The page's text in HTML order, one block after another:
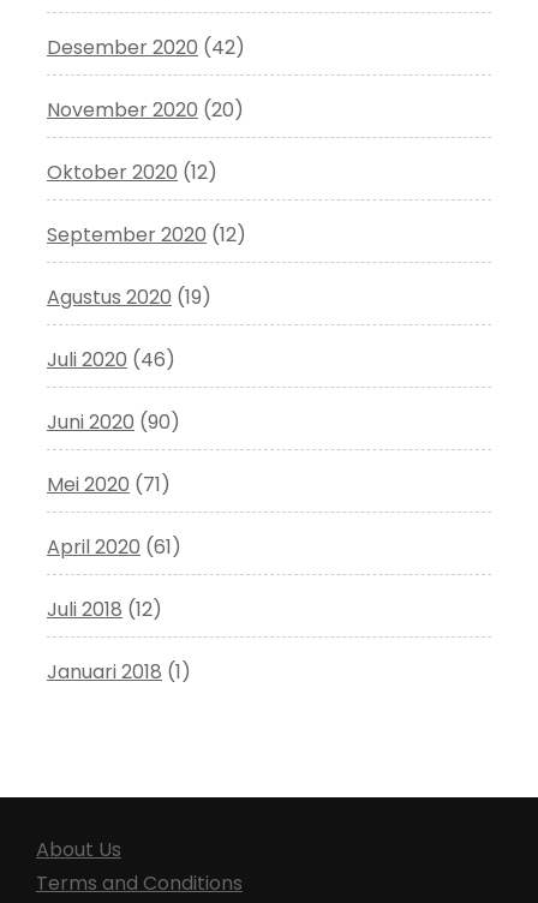
Desember 2020 (42)
November 2020 (20)
Oktober 2020 (12)
September 2020 (12)
Agustus 2020 (19)
Juli 2020 (46)
Juni 2020 (90)
Mei 2020 (71)
April 2020 (61)
Juli 2018 (12)
Januari 2018 (1)
About Us
Terms and Conditions